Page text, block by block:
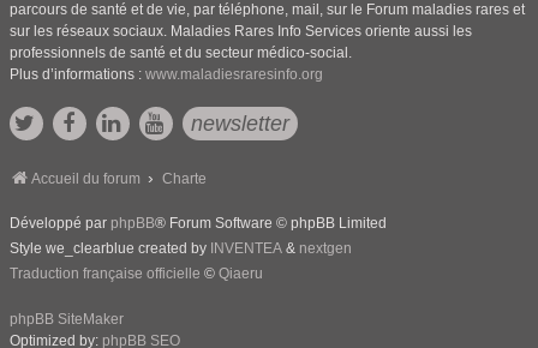
parcours de santé et de vie, par téléphone, mail, sur le Forum maladies rares et
sur les réseaux sociaux. Maladies Rares Info Services oriente aussi les
professionnels de santé et du secteur médico-social.
Plus d’informations : www.maladiesraresinfo.org
newsletter
Accueil du forum Charte
Développé par phpBB® Forum Software © phpBB Limited
Style we_clearblue created by INVENTEA & nextgen
Traduction française officielle © Qiaeru
phpBB SiteMaker
Optimized by: phpBB SEO